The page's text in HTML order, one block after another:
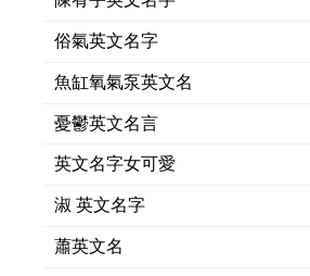
俗氣英文名字
魚缸氧氣泵英文名
憂鬱英文名言
英文名字女可愛
淑 英文名字
蕭英文名